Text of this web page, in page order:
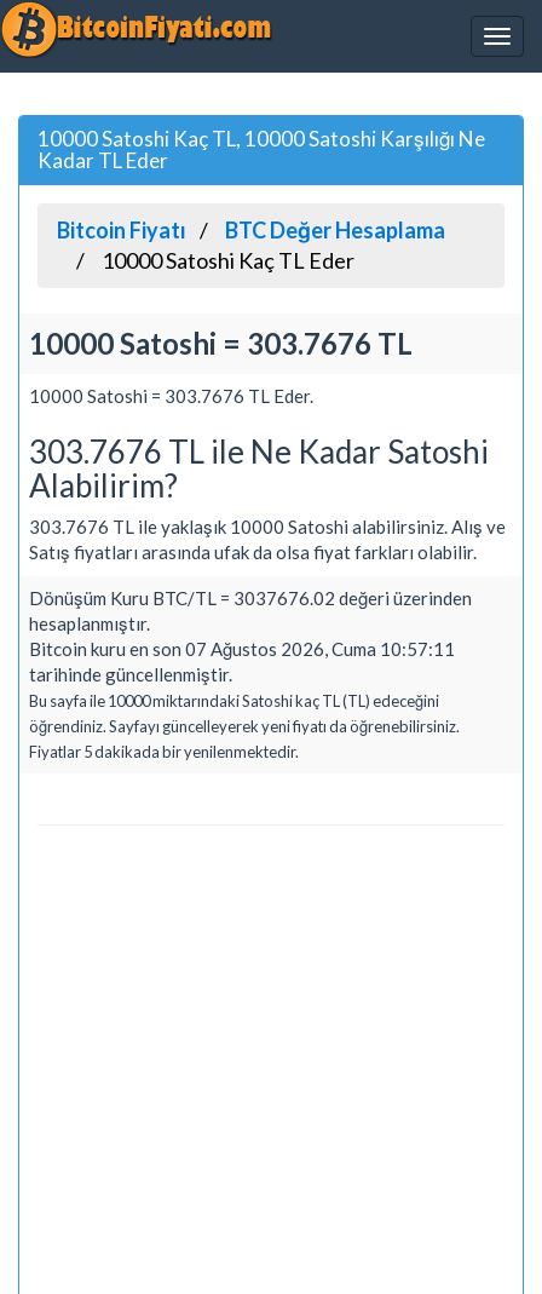
10000 Satoshi Kaç TL, 10000 Satoshi Karşılığı Ne
Kadar TL Eder
Bitcoin Fiyatı
BTC Değer Hesaplama
10000 Satoshi Kaç TL Eder
10000 Satoshi = 303.7676 TL
10000 Satoshi = 303.7676 TL Eder.
303.7676 TL ile Ne Kadar Satoshi
Alabilirim?
303.7676 TL ile yaklaşık 10000 Satoshi alabilirsiniz. Alış ve
Satış fiyatları arasında ufak da olsa fiyat farkları olabilir.
Dönüşüm Kuru BTC/TL = 3037676.02 değeri üzerinden
hesaplanmıştır.
Bitcoin kuru en son 07 Ağustos 2026, Cuma 10:57:11
tarihinde güncellenmiştir.
Bu sayfa ile 10000 miktarındaki Satoshi kaç TL (TL) edeceğini
öğrendiniz. Sayfayı güncelleyerek yeni fiyatı da öğrenebilirsiniz.
Fiyatlar 5 dakikada bir yenilenmektedir.